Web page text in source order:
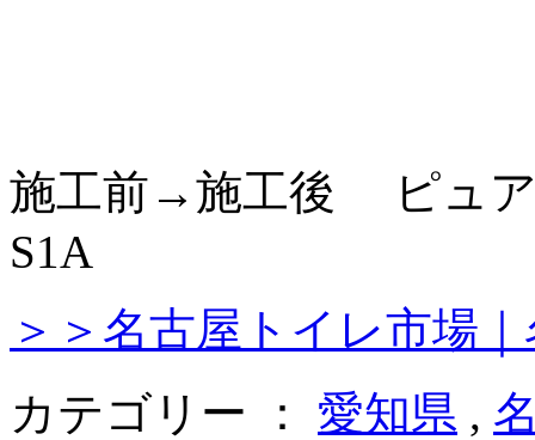
施工前→施工後 ピュア
S1A
＞＞名古屋トイレ市場
カテゴリー ： 愛知県 ,